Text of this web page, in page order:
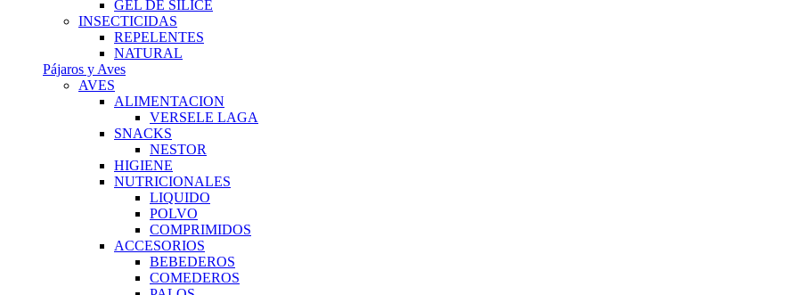
GEL DE SILICE
INSECTICIDAS
REPELENTES
NATURAL
Pájaros y Aves
AVES
ALIMENTACION
VERSELE LAGA
SNACKS
NESTOR
HIGIENE
NUTRICIONALES
LIQUIDO
POLVO
COMPRIMIDOS
ACCESORIOS
BEBEDEROS
COMEDEROS